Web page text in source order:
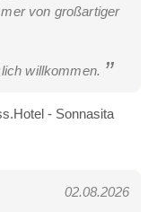
von großartiger
willkommen.
- Sonnasita
02.08.2026